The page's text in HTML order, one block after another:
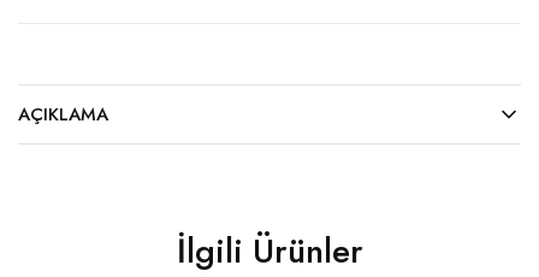
AÇIKLAMA
İlgili Ürünler